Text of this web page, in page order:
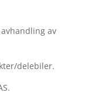
av
delebiler.